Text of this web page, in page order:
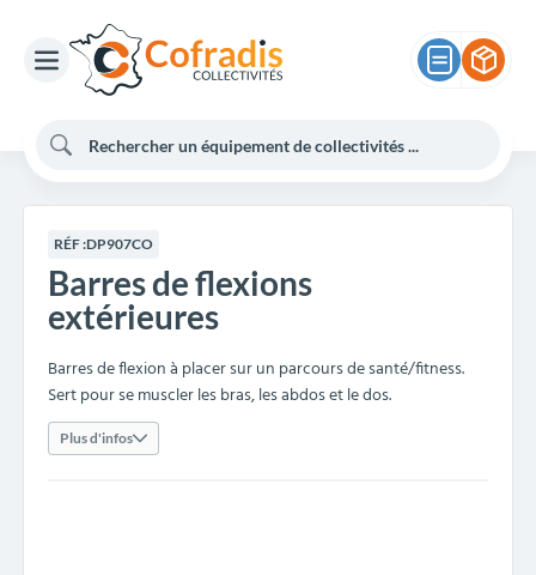
RÉF :DP907CO
Barres de flexions
extérieures
Barres de flexion à placer sur un parcours de santé/fitness.
Sert pourse muscler les bras, les abdos et le dos.
Plus d'infos